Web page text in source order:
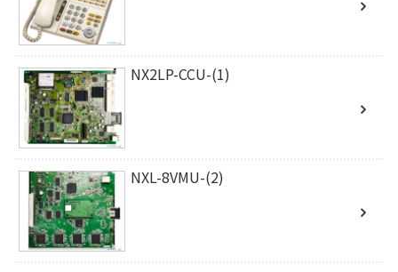
NX2LP-CCU-(1)
NXL-8VMU-(2)